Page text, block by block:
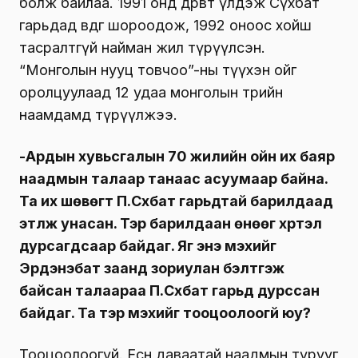
гарьдад өвдөг шороодож, 1992 оноос хойш
тасралтгүй найман жил түрүүлсэн.
“Монголын нууц товчоо”-ны түүхэн ойг
оролцуулаад 12 удаа монголын төрийн
наамдамд түрүүлжээ.
-Ардын хувьсгалын 70 жилийн ойн их баяр
наадмын талаар танаас асуумаар байна.
Та их шөвөгт П.Сүхбат гарьдтай барилдаад
этүүлж унасан. Тэр барилдаан өнөөг хүртэл
дурсагдсаар байдаг. Яг энэ мэхийг
Эрдэнэбат заанд зориулан бэлтгэж
байсан талаараа П.Сүхбат гарьд дурссан
байдаг. Та тэр мэхийг тооцоолоогүй юу?
Тооцоолоогүй. Есөн даваатай наадмын түрүүг